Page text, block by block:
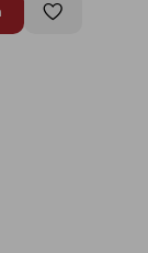
Enregistrer